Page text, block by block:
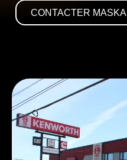
CONTACTER MASKA